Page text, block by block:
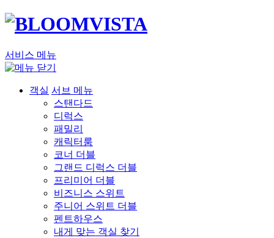
서비스 메뉴
객실 서브 메뉴
스탠다드
디럭스
패밀리
캐릭터룸
코너 더블
그랜드 디럭스 더블
프리미어 더블
비즈니스 스위트
주니어 스위트 더블
펜트하우스
내게 맞는 객실 찾기